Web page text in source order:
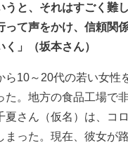
と、それはすごく難
って声をかけ、信頼関
」（坂本さん）
ら10～20代の若い女性
た。地方の食品工場で
夏さん（仮名）は、コ
まった。現在、彼女が